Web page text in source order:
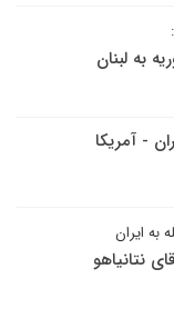
به لبنان
- آمریکا
به ایران
نتانیاهو